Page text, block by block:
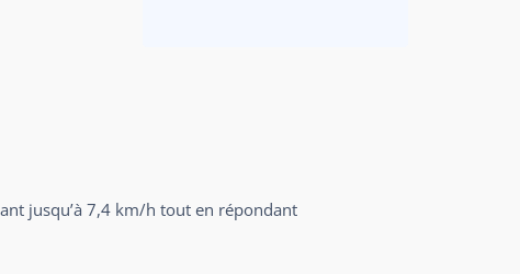
jusqu’à 7,4 km/h tout en répondant